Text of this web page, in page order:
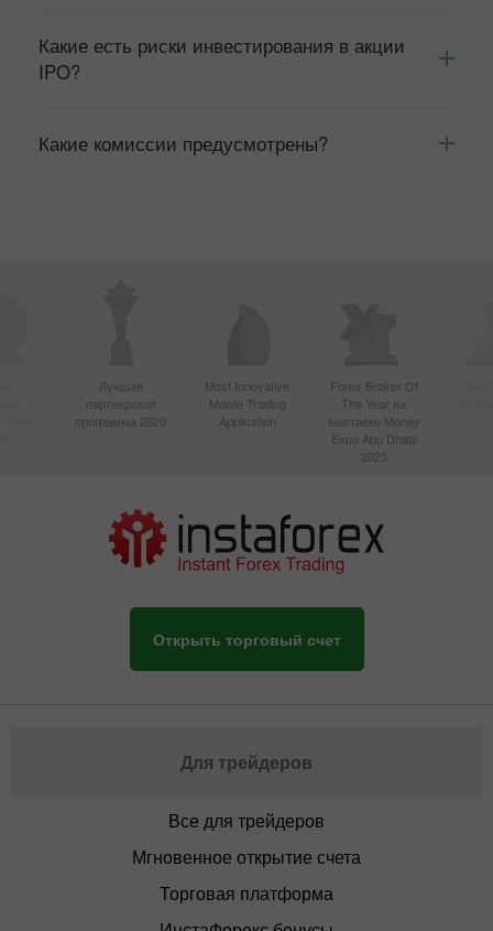
Какие есть риски инвестирования в акции
IPO?
Какие комиссии предусмотрены?
Лучшая
партнерская
программа 2020
Most Innovative
Mobile Trading
Application
Forex Broker Of
The Year на
выставке Money
Expo Abu Dhabi
2025
Открыть торговый счет
Для трейдеров
Все для трейдеров
Мгновенное открытие счета
Торговая платформа